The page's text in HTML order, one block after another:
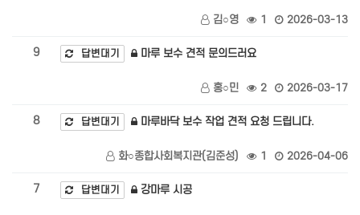
김○영 1 2026-03-13
9 답변대기 마루 보수 견적 문의드러요
홍○민 2 2026-03-17
8 답변대기 마루바닥 보수 작업 견적 요청 드립니다.
화○종합사회복지관(김준성) 1 2026-04-06
7 답변대기 강마루 시공